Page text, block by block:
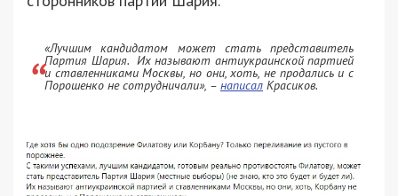
«Лучшим кандидатом может стать представитель
Партия Шария. Их называют антиукраинской партией
и ставленниками Москвы, но они, хоть, не продались и с
Порошенко не сотрудничали», – написал Красиков.